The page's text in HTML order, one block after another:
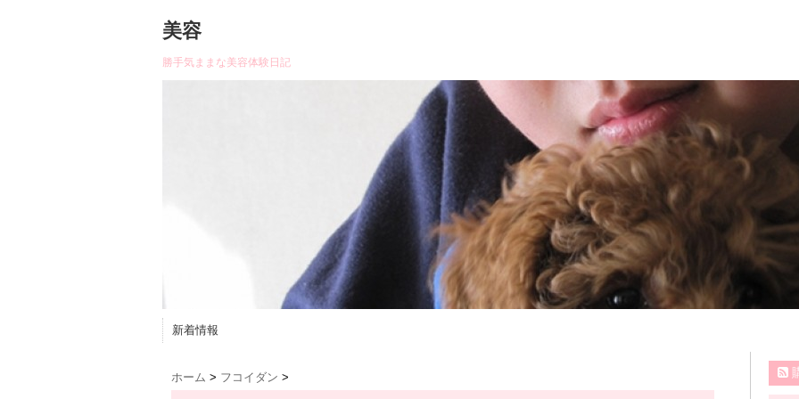
美容
勝手気ままな美容体験日記
新着情報
ホーム > フコイダン >